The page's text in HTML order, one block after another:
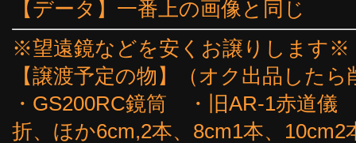
【データ】一番上の画像と同じ
※望遠鏡などを安くお譲りします※
【譲渡予定の物】（オク出品した
・GS200RC鏡筒 ・旧AR-1赤道
折、ほか6cm,2本、8cm1本、10cm2